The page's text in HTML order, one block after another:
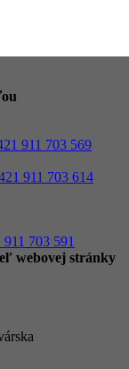
911 703 569
911 703 614
911 703 591‬
webovej stránky